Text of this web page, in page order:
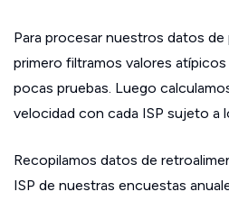
Para procesar nuestros datos
primero filtramos valores
pocas pruebas. Luego
velocidad con cada ISP sujeto a
Recopilamos datos de
ISP de nuestras encuestas